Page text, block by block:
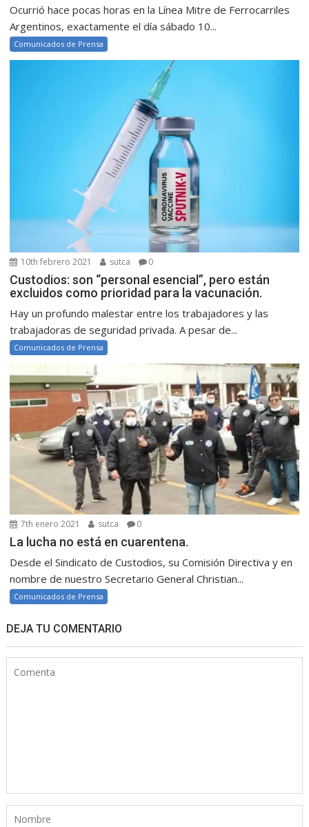
Ocurrió hace pocas horas en la Línea Mitre de Ferrocarriles
Argentinos, exactamente el día sábado 10...
Comunicados de Prensa
10th febrero 2021 sutca 0
Custodios: son “personal esencial”, pero están
excluidos como prioridad para la vacunación.
Hay un profundo malestar entre los trabajadores y las
trabajadoras de seguridad privada. A pesar de...
Comunicados de Prensa
7th enero 2021 sutca 0
La lucha no está en cuarentena.
Desde el Sindicato de Custodios, su Comisión Directiva y en
nombre de nuestro Secretario General Christian...
Comunicados de Prensa
DEJA TU COMENTARIO